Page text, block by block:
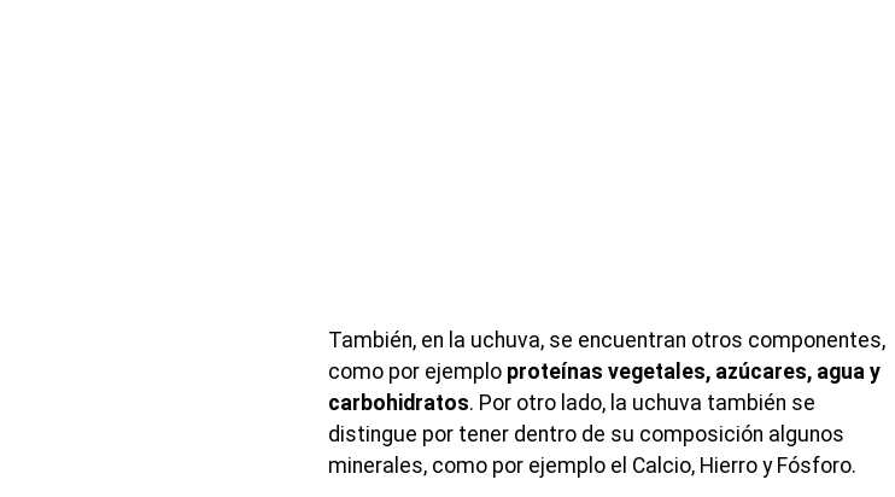
También, en la uchuva, se encuentran otros componentes,
como por ejemplo proteínas vegetales, azúcares, agua y
carbohidratos. Por otro lado, la uchuva también se
distingue por tener dentro de su composición algunos
minerales, como por ejemplo el Calcio, Hierro y Fósforo.